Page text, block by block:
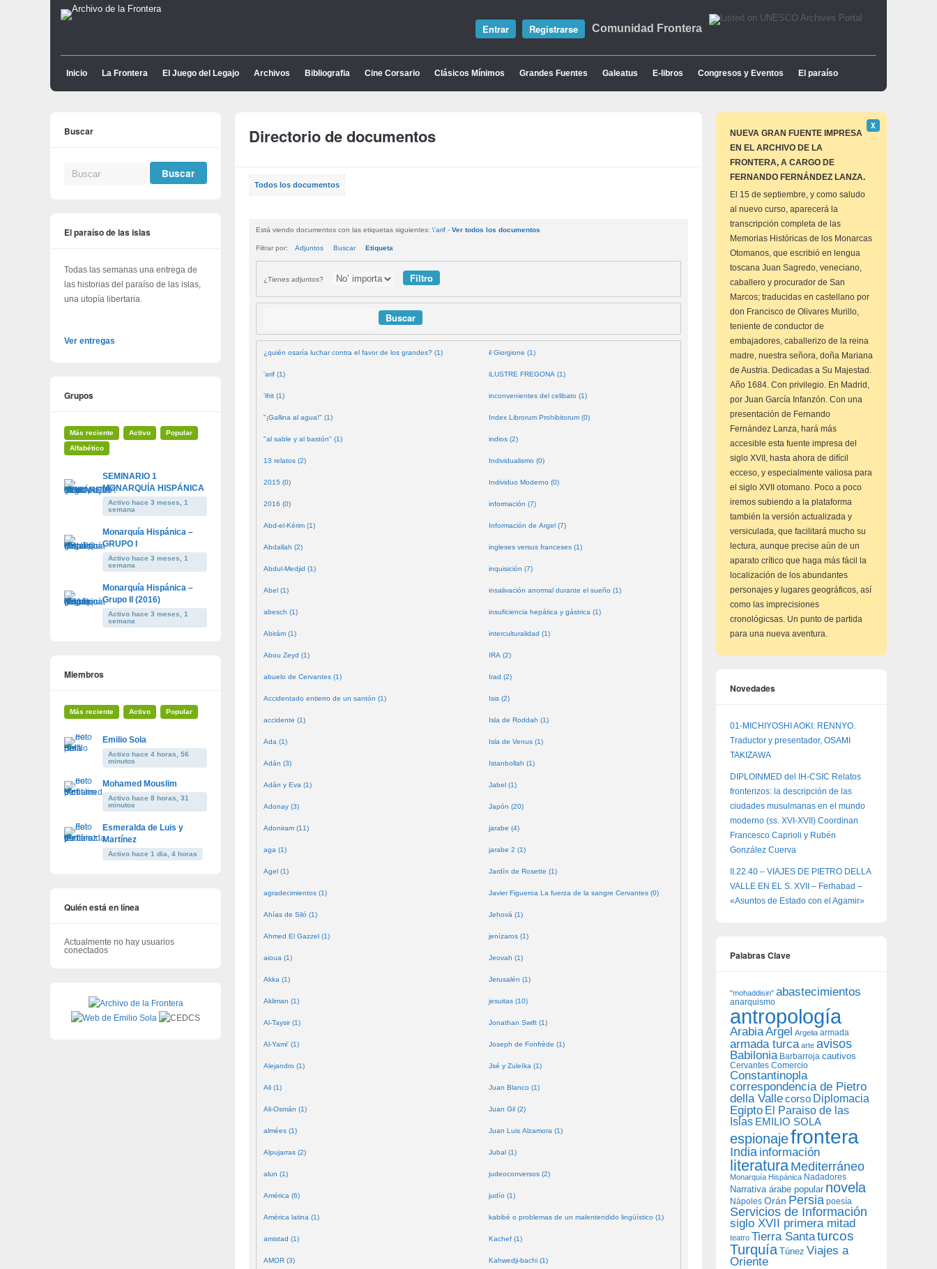
Comunidad Frontera
Entrar Registrarse
Inicio La Frontera El Juego del Legajo Archivos Bibliografia Cine Corsario Clásicos Mínimos Grandes Fuentes Galeatus E-libros Congresos y Eventos El paraíso
Directorio de documentos
Todos los documentos
Está viendo documentos con las etiquetas siguientes: \'arif - Ver todos los documentos
Filtrar por: Adjuntos Buscar Etiqueta
¿Tienes adjuntos?
¿quién osaría luchar contra el favor de los grandes? (1)
'arif (1)
'ifrit (1)
"¡Gallina al agua!" (1)
"al sable y al bastón" (1)
13 relatos (2)
2015 (0)
2016 (0)
Abd-el-Kérim (1)
Abdallah (2)
Abdul-Medjid (1)
Abel (1)
abesch (1)
Abirám (1)
Abou Zeyd (1)
abuelo de Cervantes (1)
Accidentado entierro de un santón (1)
accidente (1)
Ada (1)
Adán (3)
Adán y Eva (1)
Adonay (3)
Adoniram (11)
aga (1)
Agel (1)
agradecimientos (1)
Ahías de Siló (1)
Ahmed El Gazzel (1)
aioua (1)
Akka (1)
Akliman (1)
Al-Taysir (1)
Al-Yami' (1)
Alejandro (1)
Ali (1)
Ali-Osmán (1)
almées (1)
Alpujarras (2)
alun (1)
América (6)
América latina (1)
amistad (1)
AMOR (3)
il Giorgione (1)
iLUSTRE FREGONA (1)
inconvenientes del celibato (1)
Index Librorum Prohibitorum (0)
indios (2)
Individualismo (0)
Individuo Moderno (0)
información (7)
Información de Argel (7)
ingleses versus franceses (1)
inquisición (7)
insalivación anormal durante el sueño (1)
insuficiencia hepática y gástrica (1)
interculturalidad (1)
IRA (2)
Irad (2)
Isis (2)
Isla de Roddah (1)
Isla de Venus (1)
Istanbollah (1)
Jabel (1)
Japón (20)
jarabe (4)
jarabe 2 (1)
Jardín de Rosette (1)
Javier Figueroa La fuerza de la sangre Cervantes (0)
Jehová (1)
jenízaros (1)
Jeovah (1)
Jerusalén (1)
jesuitas (10)
Jonathan Swift (1)
Joseph de Fonfrède (1)
Jsé y Zuleïka (1)
Juan Blanco (1)
Juan Gil (2)
Juan Luis Alzamora (1)
Jubal (1)
judeoconversos (2)
judío (1)
kabibé o problemas de un malentendido lingüístico (1)
Kachef (1)
Kahwedji-bachi (1)
Buscar
El paraíso de las islas
Todas las semanas una entrega de
las historias del paraíso de las islas,
una utopía libertaria.
Ver entregas
Grupos
Más reciente Activo
Popular
Alfabético
SEMINARIO 1
MONARQUÍA HISPÁNICA
Activo hace 3 meses, 1
semana
Monarquía Hispánica –
GRUPO I
Activo hace 3 meses, 1
semana
Monarquía Hispánica –
Grupo II (2016)
Activo hace 3 meses, 1
semana
Miembros
Más reciente Activo Popular
Emilio Sola
Activo hace 4 horas, 56
minutos
Mohamed Mouslim
Activo hace 8 horas, 31
minutos
Esmeralda de Luis y
Martínez
Activo hace 1 dia, 4 horas
Quién está en línea
Actualmente no hay usuarios
conectados
NUEVA GRAN FUENTE IMPRESA
EN EL ARCHIVO DE LA
FRONTERA, A CARGO DE
FERNANDO FERNÁNDEZ LANZA.
Descartar
este
Χ
El 15 de septiembre, y como saludo
al nuevo curso, aparecerá la
transcripción completa de las
Memorias Históricas de los Monarcas
Otomanos, que escribió en lengua
toscana Juan Sagredo, veneciano,
caballero y procurador de San
Marcos; traducidas en castellano por
don Francisco de Olivares Murillo,
teniente de conductor de
embajadores, caballerizo de la reina
madre, nuestra señora, doña Mariana
de Austria. Dedicadas a Su Majestad.
Año 1684. Con privilegio. En Madrid,
por Juan García Infanzón. Con una
presentación de Fernando
Fernández Lanza, hará más
accesible esta fuente impresa del
siglo XVII, hasta ahora de difícil
ecceso, y especialmente valiosa para
el siglo XVII otomano. Poco a poco
iremos subiendo a la plataforma
también la versión actualizada y
versiculada, que facilitará mucho su
lectura, aunque precise aún de un
aparato crítico que haga más fácil la
localización de los abundantes
personajes y lugares geográficos, así
como las imprecisiones
cronológicsas. Un punto de partida
para una nueva aventura.
Novedades
01-MICHIYOSHI AOKI: RENNYO.
Traductor y presentador, OSAMI
TAKIZAWA
DIPLOINMED del IH-CSIC Relatos
fronterizos: la descripción de las
ciudades musulmanas en el mundo
moderno (ss. XVI-XVII) Coordinan
Francesco Caprioli y Rubén
González Cuerva
II.22.40 – VIAJES DE PIETRO DELLA
VALLE EN EL S. XVII – Ferhabad –
«Asuntos de Estado con el Agamir»
Palabras Clave
"mohaddisin" abastecimientos
anarquismo
antropología
ArabiaArgel Argelia armada
armada turca arte avisos
Babilonia Barbarroja cautivos
Cervantes Comercio
Constantinopla
correspondencia de Pietro
della Vallecorso Diplomacia
Egipto El Paraiso de las
Islas EMILIO SOLA
espionajefrontera
India información
literatura Mediterráneo
Monarquía Hispánica Nadadores
Narrativa árabe popular novela
Nápoles Orán Persia poesía
Servicios de Información
siglo XVII primera mitad
teatro Tierra Santaturcos
Turquía Túnez Viajes a
Oriente